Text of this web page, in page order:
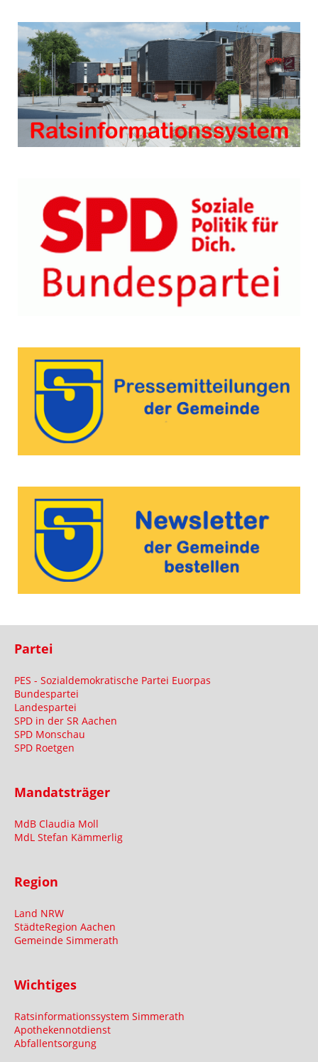
Partei
PES - Sozialdemokratische Partei Euorpas
Bundespartei
Landespartei
SPD in der SR Aachen
SPD Monschau
SPD Roetgen
Mandatsträger
MdB Claudia Moll
MdL Stefan Kämmerlig
Region
Land NRW
StädteRegion Aachen
Gemeinde Simmerath
Wichtiges
Ratsinformationssystem Simmerath
Apothekennotdienst
Abfallentsorgung